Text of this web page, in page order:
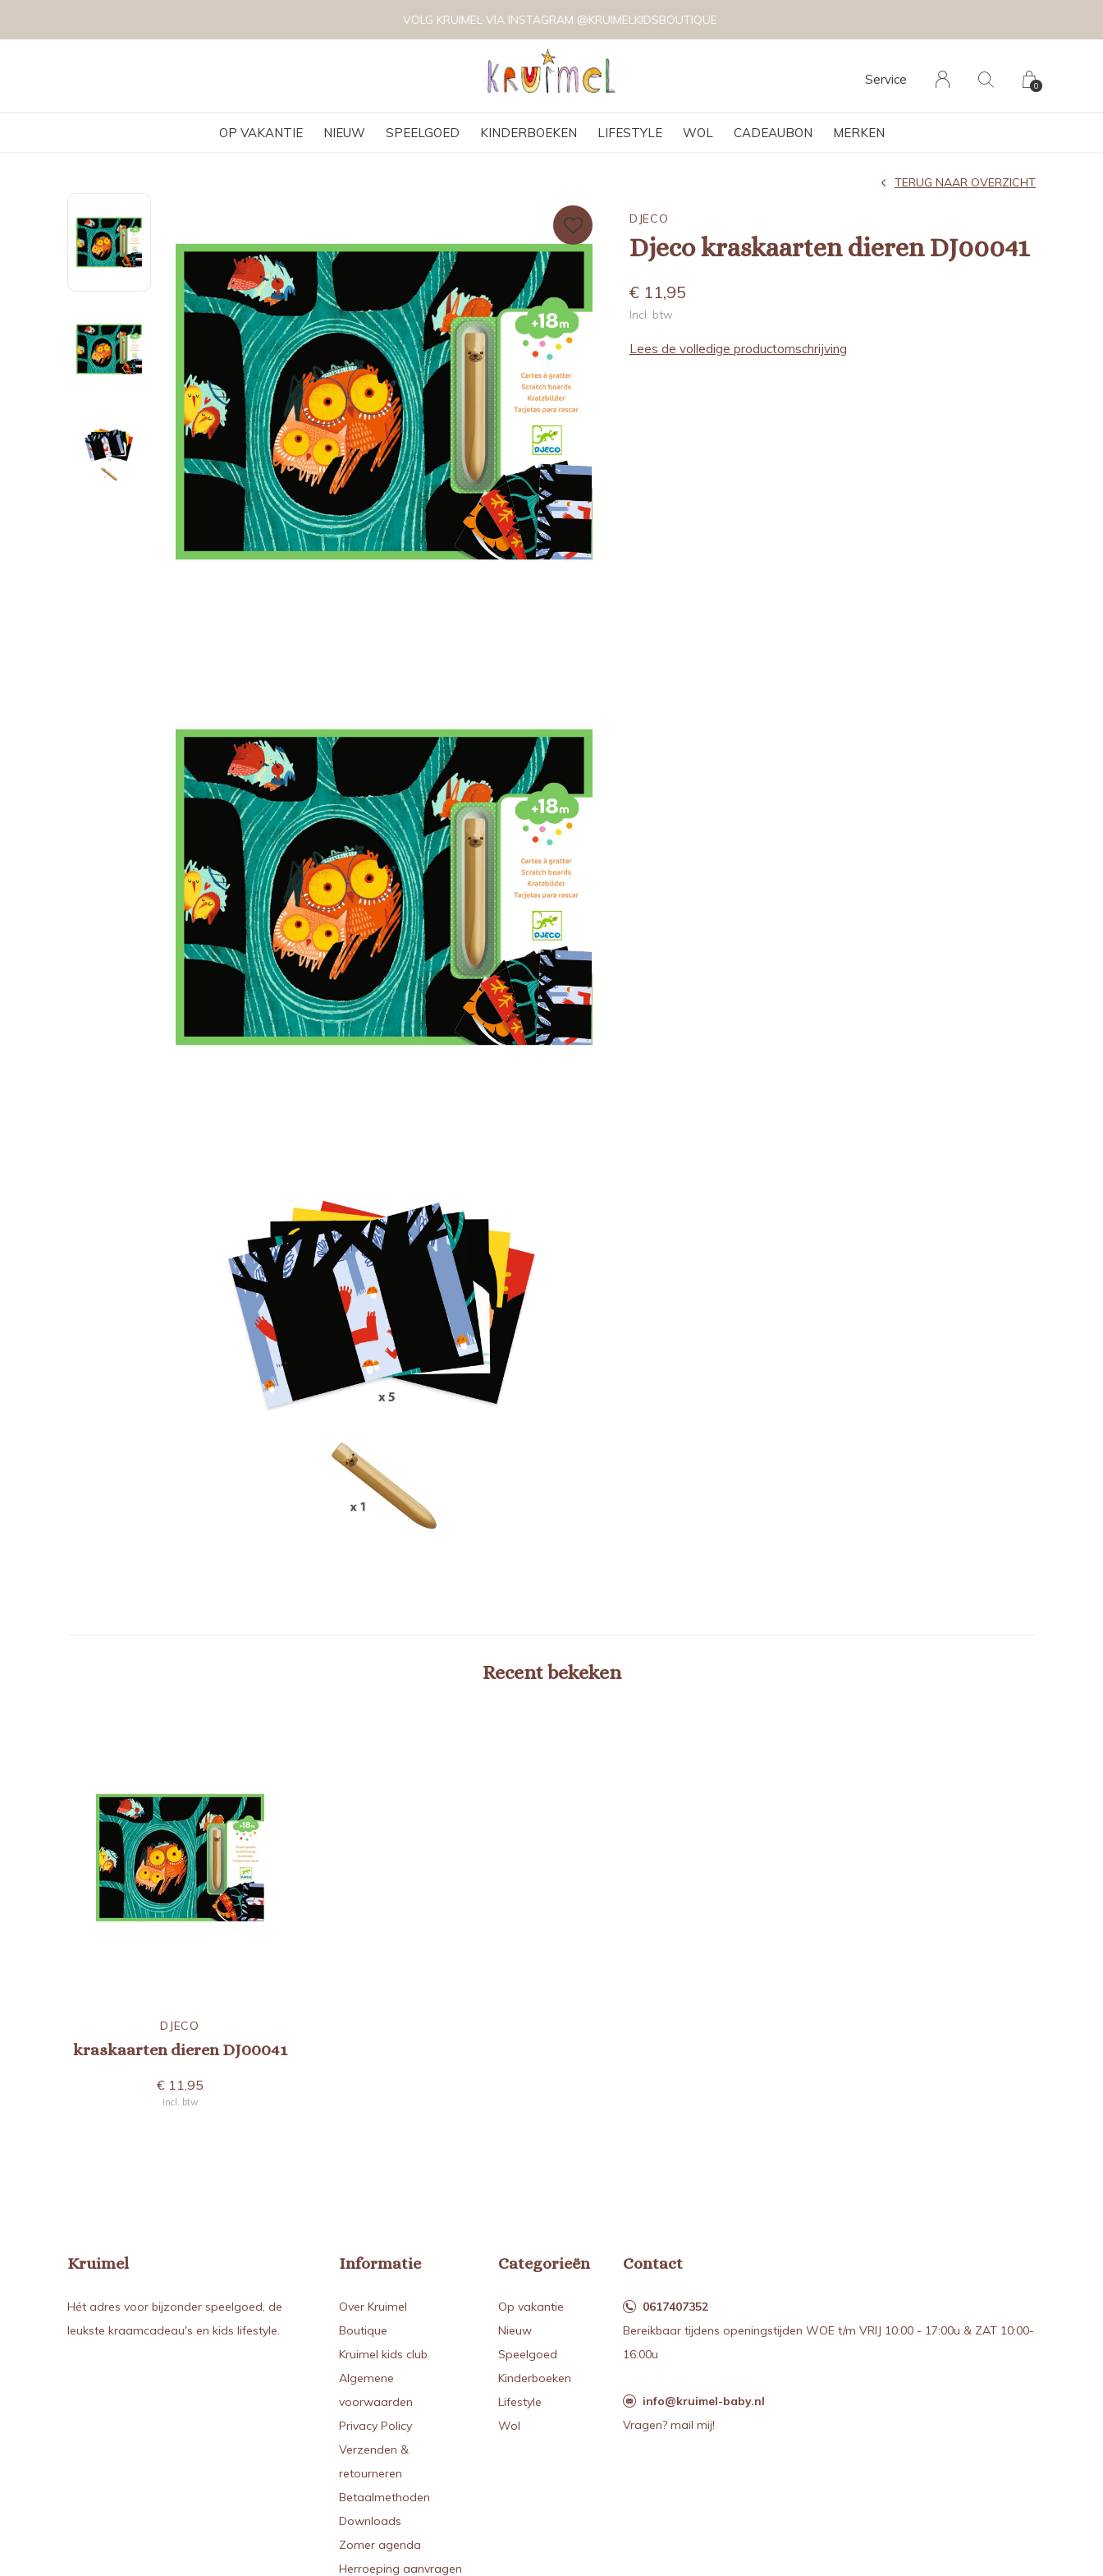
OP VAKANTIE NIEUW SPEELGOED KINDERBOEKEN LIFESTYLE WOL CADEAUBON MERKEN
Service 0
VOLG KRUIMEL VIA INSTAGRAM @KRUIMELKIDSBOUTIQUE
DJECO
Djeco kraskaarten dieren DJ00041
TERUG NAAR OVERZICHT
€ 11,95
Incl. btw
Lees de volledige productomschrijving
Recent bekeken
DJECO
kraskaarten dieren DJ00041
€ 11,95
Incl. btw
Kruimel
Hét adres voor bijzonder speelgoed, de
leukste kraamcadeau's en kids lifestyle.
Informatie
Over Kruimel
Boutique
Kruimel kids club
Algemene
voorwaarden
Privacy Policy
Verzenden &
retourneren
Betaalmethoden
Downloads
Zomer agenda
Herroeping aanvragen
Categorieën
Op vakantie
Nieuw
Speelgoed
Kinderboeken
Lifestyle
Wol
Contact
0617407352
Bereikbaar tijdens openingstijden WOE t/m VRIJ 10:00 - 17:00u & ZAT 10:00-
16:00u
info@kruimel-baby.nl
Vragen? mail mij!